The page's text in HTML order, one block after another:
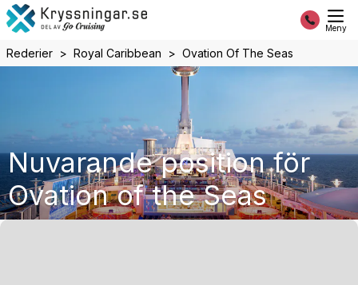
Meny
Rederier Royal Caribbean Ovation Of The Seas
Nuvarande position för
Ovation of the Seas